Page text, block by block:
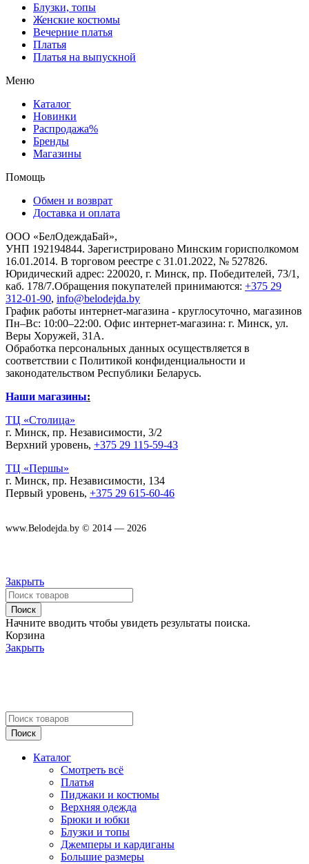
Блузки, топы
Женские костюмы
Вечерние платья
Платья
Платья на выпускной
Меню
Каталог
Новинки
Распродажа%
Бренды
Магазины
Помощь
Обмен и возврат
Доставка и оплата
ООО «БелОдеждаБай»,
УНП 192194844. Зарегистрировано Минским горисполкомом
16.01.2014. В торговом реестре с 31.01.2022, № 527826.
Юридический адрес: 220020, г. Минск, пр. Победителей, 73/1,
каб. 178/7.Обращения покупателей принимаются: +375 29
312-01-90, info@belodejda.by
График работы интернет-магазина - круглосуточно, магазинов
Пн–Вс: 10:00–22:00. Офис интернет-магазина: г. Минск, ул.
Веры Хоружей, 31А.
Обработка персональных данных осуществляется в
соответствии с Политикой конфиденциальности и
законодательством Республики Беларусь.
Наши магазины:
ТЦ «Столица»
г. Минск, пр. Независимости, 3/2
Верхний уровень, +375 29 115-59-43
ТЦ «Першы»
г. Минск, пр. Независимости, 134
Первый уровень, +375 29 615-60-46
www.Belodejda.by © 2014 — 2026
Закрыть
Поиск
Начните вводить чтобы увидеть результаты поиска.
Корзина
Закрыть
Поиск
Каталог
Смотреть всё
Платья
Пиджаки и костюмы
Верхняя одежда
Брюки и юбки
Блузки и топы
Джемперы и кардиганы
Большие размеры